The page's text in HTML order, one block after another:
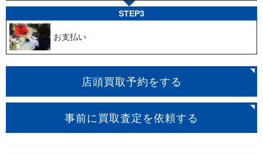
STEP3
お支払い
店頭買取予約をする
事前に買取査定を依頼する